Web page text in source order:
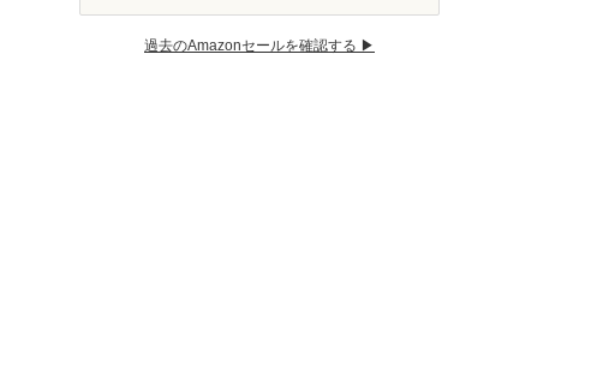
過去のAmazonセールを確認する ▶︎